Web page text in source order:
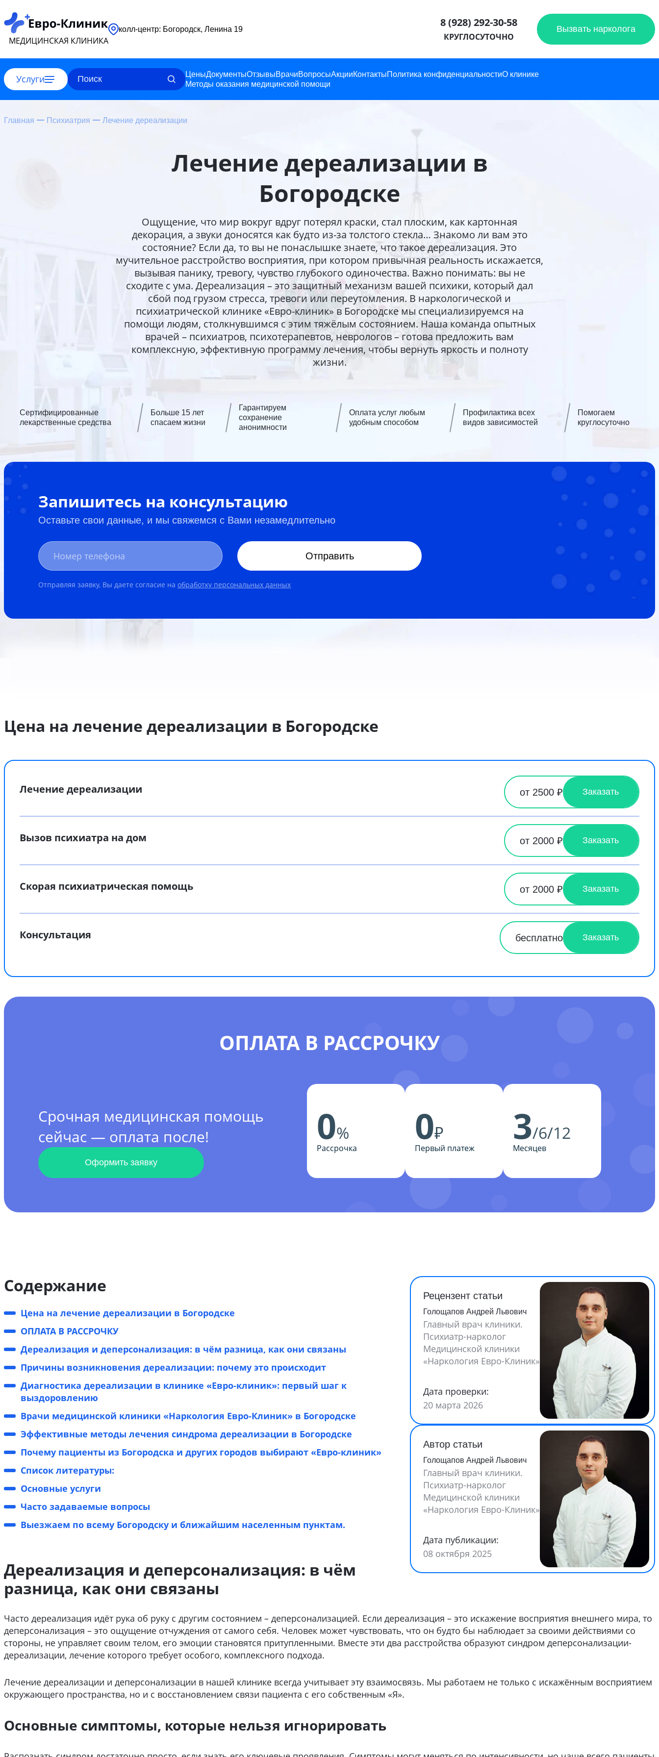
МЕДИЦИНСКАЯ КЛИНИКА
колл-центр: Богородск, Ленина 19 8 (928) 292-30-58
КРУГЛОСУТОЧНО
Вызвать нарколога
Услуги ЦеныДокументыОтзывыВрачиВопросыАкцииКонтактыПолитика конфиденциальностиО клинике
Методы оказания медицинской помощи
Главная Психиатрия Лечение дереализации
Лечение дереализации в
Богородске
Ощущение, что мир вокруг вдруг потерял краски, стал плоским, как картонная
декорация, а звуки доносятся как будто из-за толстого стекла… Знакомо ли вам это
состояние? Если да, то вы не понаслышке знаете, что такое дереализация. Это
мучительное расстройство восприятия, при котором привычная реальность искажается,
вызывая панику, тревогу, чувство глубокого одиночества. Важно понимать: вы не
сходите с ума. Дереализация – это защитный механизм вашей психики, который дал
сбой под грузом стресса, тревоги или переутомления. В наркологической и
психиатрической клинике «Евро-клиник» в Богородске мы специализируемся на
помощи людям, столкнувшимся с этим тяжёлым состоянием. Наша команда опытных
врачей – психиатров, психотерапевтов, неврологов – готова предложить вам
комплексную, эффективную программу лечения, чтобы вернуть яркость и полноту
жизни.
Сертифицированные
лекарственные средства
Больше 15 лет
спасаем жизни
Гарантируем
сохранение
анонимности
Оплата услуг любым
удобным способом
Профилактика всех
видов зависимостей
Помогаем
круглосуточно
Запишитесь на консультацию
Оставьте свои данные, и мы свяжемся с Вами незамедлительно
Отправить
Отправляя заявку, Вы даете согласие на обработку персональных данных
Цена на лечение дереализации в Богородске
Лечение дереализации от 2500 ₽ Заказать
Вызов психиатра на дом от 2000 ₽ Заказать
Скорая психиатрическая помощь от 2000 ₽ Заказать
Консультация бесплатно Заказать
ОПЛАТА В РАССРОЧКУ
Срочная медицинская помощь
сейчас — оплата после!
0%
Рассрочка 0₽
Первый платеж 3/6/12
Месяцев
Оформить заявку
Рецензент статьи
Голощапов Андрей Львович
Главный врач клиники.
Психиатр-нарколог
Медицинской клиники
«Наркология Евро-Клиник»
Дата проверки:
20 марта 2026
Автор статьи
Голощапов Андрей Львович
Главный врач клиники.
Психиатр-нарколог
Медицинской клиники
«Наркология Евро-Клиник»
Дата публикации:
08 октября 2025
Содержание
Цена на лечение дереализации в Богородске
ОПЛАТА В РАССРОЧКУ
Дереализация и деперсонализация: в чём разница, как они связаны
Причины возникновения дереализации: почему это происходит
Диагностика дереализации в клинике «Евро-клиник»: первый шаг к
выздоровлению
Врачи медицинской клиники «Наркология Евро-Клиник» в Богородске
Эффективные методы лечения синдрома дереализации в Богородске
Почему пациенты из Богородска и других городов выбирают «Евро-клиник»
Список литературы:
Основные услуги
Часто задаваемые вопросы
Выезжаем по всему Богородску и ближайшим населенным пунктам.
Дереализация и деперсонализация: в чём
разница, как они связаны
Часто дереализация идёт рука об руку с другим состоянием – деперсонализацией. Если дереализация – это искажение восприятия внешнего мира, то
деперсонализация – это ощущение отчуждения от самого себя. Человек может чувствовать, что он будто бы наблюдает за своими действиями со
стороны, не управляет своим телом, его эмоции становятся притупленными. Вместе эти два расстройства образуют синдром деперсонализации-
дереализации, лечение которого требует особого, комплексного подхода.
Лечение дереализации и деперсонализации в нашей клинике всегда учитывает эту взаимосвязь. Мы работаем не только с искажённым восприятием
окружающего пространства, но и с восстановлением связи пациента с его собственным «Я».
Основные симптомы, которые нельзя игнорировать